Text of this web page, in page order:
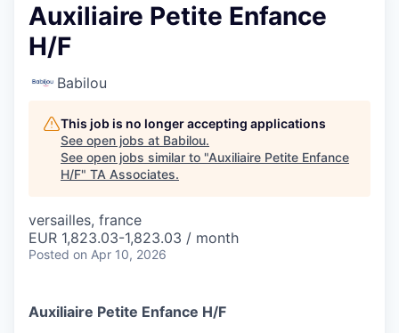
Auxiliaire Petite Enfance
H/F
Babilou
This job is no longer accepting applications
See open jobs at Babilou.
See open jobs similar to "Auxiliaire Petite Enfance
H/F" TA Associates.
versailles, france
EUR 1,823.03-1,823.03 / month
Posted on Apr 10, 2026
Auxiliaire Petite Enfance H/F